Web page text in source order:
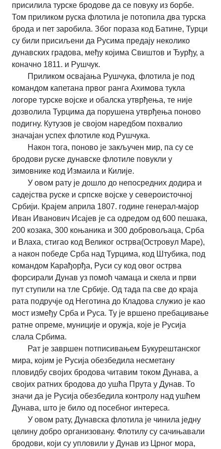
присилила турске бродове да се повуку из борбе.
Том приликом руска флотила је потопила два турска
брода и пет заробила. Због пораза код Батине, Турци
су били присиљени да Русима предају неколико
дунавских градова, међу којима Свиштов и Ђурђу, а
коначно 1811. и Рушчук.
Приликом освајања Рушчука, флотила је под
командом капетана првог ранга Ахимова тукла
логоре турске војске и обалска утврђења, те није
дозволила Турцима да порушена утврђења поново
подигну. Кутузов је својом наредбом похвалио
значајан успех флотиле код Рушчука.
Након тога, поново је закључен мир, па су се
бродови руске дунавске флотиле повукли у
зимовнике код Измаила и Килије.
У овом рату је дошло до непосредних додира и
садејства руске и српске војске у североисточној
Србији. Крајем априла 1807. године генерал-мајор
Иван Иванович Исајев је са одредом од 600 пешака,
200 козака, 300 коњаника и 300 добровољаца, Срба
и Влаха, стигао код Великог острва(Островул Маре),
а након победе Срба над Турцима, код Штубика, под
командом Карађорђа, Руси су код овог острва
форсирали Дунав уз помоћ чамаца и скела и први
пут ступили на тле Србије. Од тада па све до краја
рата подручје од Неготина до Кладова служио је као
мост између Срба и Руса. Ту је вршено пребацивање
ратне опреме, муниције и оружја, које је Русија
слала Србима.
Рат је завршен потписивањем Букурештанског
мира, којим је Русија обезбедила несметану
пловидбу својих бродова читавим током Дунава, а
својих ратних бродова до ушћа Прута у Дунав. То
значи да је Русија обезбедила контролу над ушћем
Дунава, што је било од посебног интереса.
У овом рату, Дунавска флотила је чинила једну
целину добро организовану. Флотилу су сачињавали
бродови, који су упловили у Дунав из Црног мора,